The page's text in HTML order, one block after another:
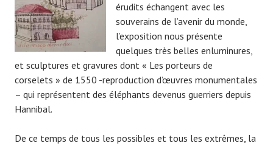
érudits échangent avec les
souverains de l’avenir du monde,
l’exposition nous présente
quelques très belles enluminures,
et sculptures et gravures dont « Les porteurs de
corselets » de 1550 -reproduction d’œuvres monumentales
– qui représentent des éléphants devenus guerriers depuis
Hannibal.
De ce temps de tous les possibles et tous les extrêmes, la